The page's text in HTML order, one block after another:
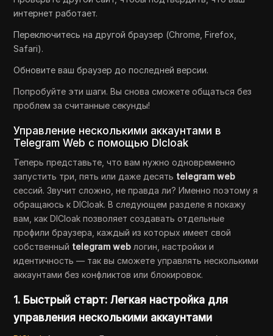
интернет работает.
Переключитесь на другой браузер (Chrome, Firefox,
Safari).
Обновите ваш браузер до последней версии.
Попробуйте эти шаги. Вы снова сможете общаться без
проблем за считанные секунды!
Управление несколькими аккаунтами в
Telegram Web с помощью DIcloak
Теперь представьте, что вам нужно одновременно
запустить три, пять или даже десять telegram web
сессий. Звучит сложно, не правда ли? Именно поэтому я
обращаюсь к DICloak. В следующем разделе я покажу
вам, как DICloak позволяет создавать отдельные
профили браузера, каждый из которых имеет свой
собственный telegram web логин, настройки и
идентичность — так вы сможете управлять несколькими
аккаунтами без конфликтов или блокировок.
1. Быстрый старт: Легкая настройка для
управления несколькими аккаунтами